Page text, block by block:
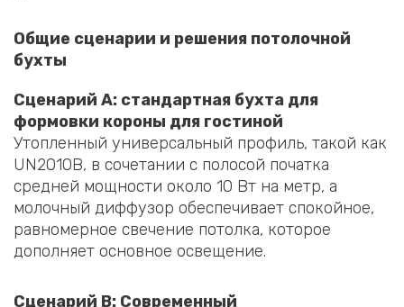
Общие сценарии и решения потолочной
бухты
Сценарий A: стандартная бухта для
формовки короны для гостиной
Утопленный универсальный профиль, такой как
UN2010B, в сочетании с полосой початка
средней мощности около 10 Вт на метр, а
молочный диффузор обеспечивает спокойное,
равномерное свечение потолка, которое
дополняет основное освещение.
Сценарий B: Современный